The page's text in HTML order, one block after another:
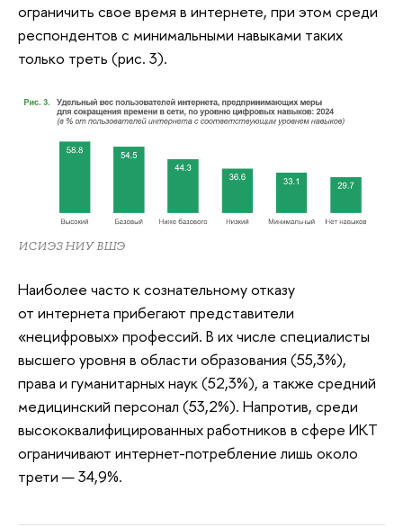
ограничить свое время в интернете, при этом среди
респондентов с минимальными навыками таких
только треть (рис. 3).
ИСИЭЗ НИУ ВШЭ
Наиболее часто к сознательному отказу
от интернета прибегают представители
«нецифровых» профессий. В их числе специалисты
высшего уровня в области образования (55,3%),
права и гуманитарных наук (52,3%), а также средний
медицинский персонал (53,2%). Напротив, среди
высококвалифицированных работников в сфере ИКТ
ограничивают интернет-потребление лишь около
трети — 34,9%.